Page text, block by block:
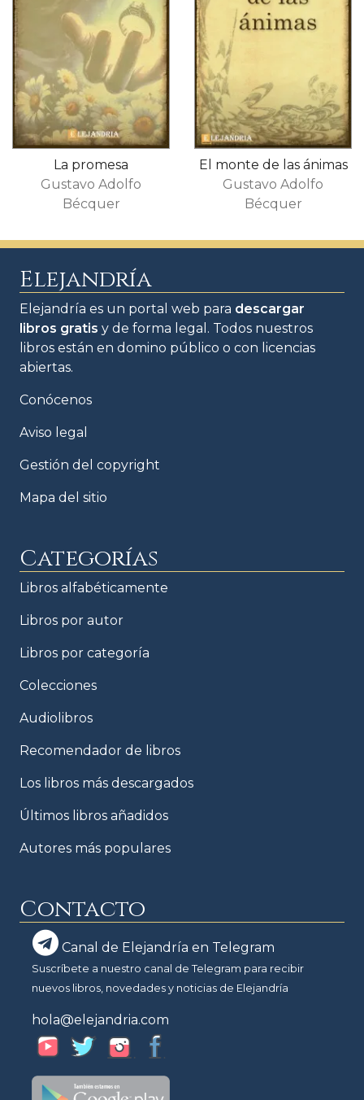
La promesa
Gustavo Adolfo
Bécquer
El monte de las ánimas
Gustavo Adolfo
Bécquer
Elejandría
Elejandría es un portal web para descargar
libros gratis y de forma legal. Todos nuestros
libros están en domino público o con licencias
abiertas.
Conócenos
Aviso legal
Gestión del copyright
Mapa del sitio
Categorías
Libros alfabéticamente
Libros por autor
Libros por categoría
Colecciones
Audiolibros
Recomendador de libros
Los libros más descargados
Últimos libros añadidos
Autores más populares
Contacto
Canal de Elejandría en Telegram
Suscríbete a nuestro canal de Telegram para recibir
nuevos libros, novedades y noticias de Elejandría
hola@elejandria.com